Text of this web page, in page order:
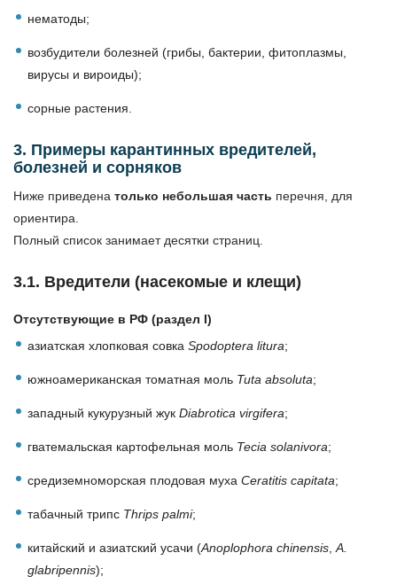
нематоды;
возбудители болезней (грибы, бактерии, фитоплазмы,
вирусы и вироиды);
сорные растения.
3. Примеры карантинных вредителей,
болезней и сорняков
Ниже приведена только небольшая часть перечня, для
ориентира.
Полный список занимает десятки страниц.
3.1. Вредители (насекомые и клещи)
Отсутствующие в РФ (раздел I)
азиатская хлопковая совка Spodoptera litura;
южноамериканская томатная моль Tuta absoluta;
западный кукурузный жук Diabrotica virgifera;
гватемальская картофельная моль Tecia solanivora;
средиземноморская плодовая муха Ceratitis capitata;
табачный трипс Thrips palmi;
китайский и азиатский усачи (Anoplophora chinensis A.
glabripennis);